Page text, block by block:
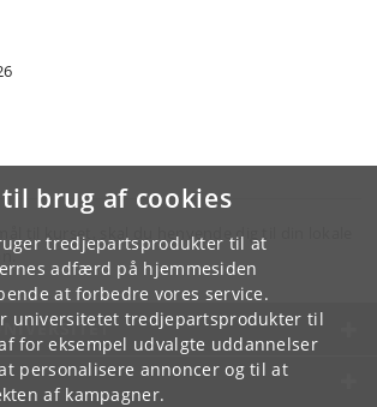
brug af cookies
tredjepartsprodukter til at
adfærd på hjemmesiden
at forbedre vores service.
universitetet tredjepartsprodukter til
for eksempel udvalgte uddannelser
personalisere annoncer og til at
af kampagner.
til kurset, skal du henvende dig til din lokale